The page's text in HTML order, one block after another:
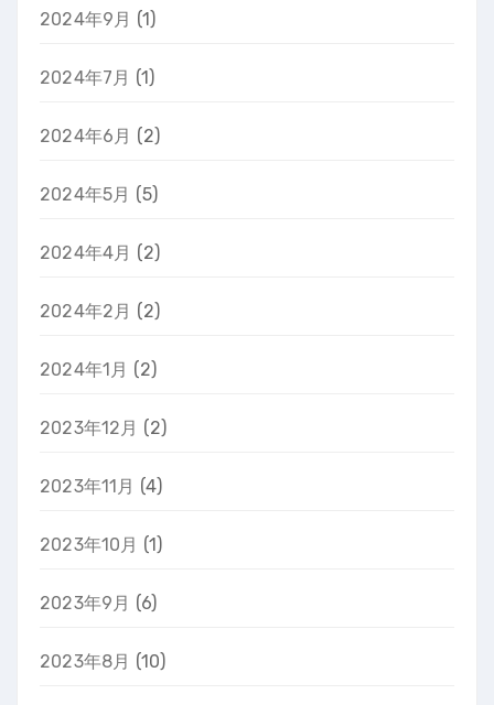
2024年9月 (1)
2024年7月 (1)
2024年6月 (2)
2024年5月 (5)
2024年4月 (2)
2024年2月 (2)
2024年1月 (2)
2023年12月 (2)
2023年11月 (4)
2023年10月 (1)
2023年9月 (6)
2023年8月 (10)